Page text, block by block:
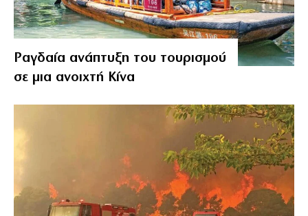
Ραγδαία ανάπτυξη του τουρισμού
σε μια ανοιχτή Κίνα